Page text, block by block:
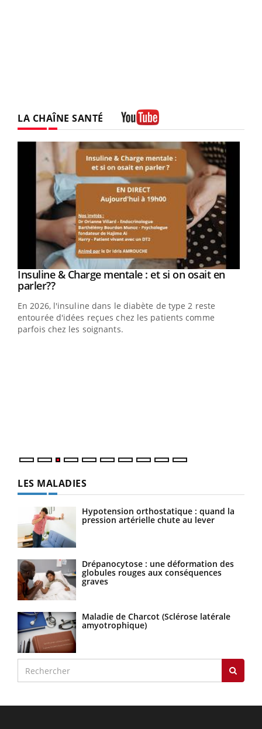
LA CHAÎNE SANTÉ
Youtube
Insuline & Charge mentale : et si on osait en
parler??Youtube
En 2026, l'insuline dans le diabète de type 2 reste
entourée d'idées reçues chez les patients comme
parfois chez les soignants.
LES MALADIES
Hypotension orthostatique : quand la
pression artérielle chute au lever
Drépanocytose : une déformation des
globules rouges aux conséquences
graves
Maladie de Charcot (Sclérose latérale
amyotrophique)